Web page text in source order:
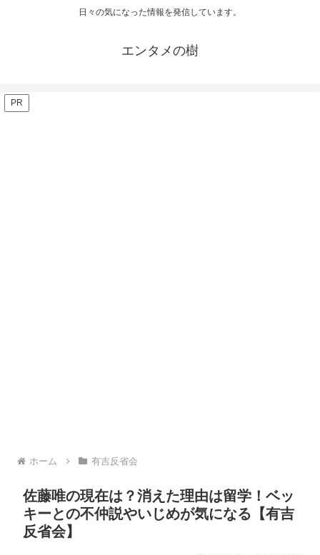
日々の気になった情報を発信しています。
エンタメの樹
PR
ホーム 有吉反省会
佐藤唯の現在は？消えた理由は留学！ベッ
キーとの不仲説やいじめが気になる【有吉
反省会】